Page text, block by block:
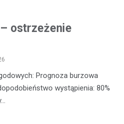
ostrzeżenie
Prognoza burzowa
wystąpienia: 80%